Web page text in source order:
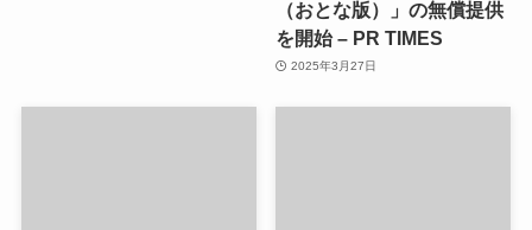
（おとな版）」の無償提供
を開始 – PR TIMES
2025年3月27日